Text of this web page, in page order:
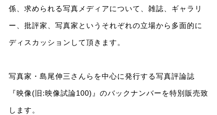
係、求められる写真メディアについて、雑誌、ギャラリ
ー、批評家、写真家というそれぞれの立場から多面的に
ディスカッションして頂きます。
写真家・島尾伸三さんらを中心に発行する写真評論誌
『映像(旧:映像試論100)』のバックナンバーを特別販売致
します。